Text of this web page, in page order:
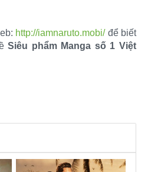
http://iamnaruto.mobi/để biết
Siêu phẩm Manga số 1 Việt